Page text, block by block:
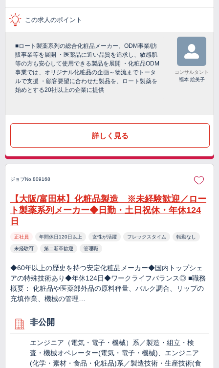
この求人のポイント
■ロート製薬系列の総合化粧品メーカー。ODM事業/訪
販事業等を展開 ・医薬品に近い品質を追求し、敏感肌
等の方も安心して使用できる製品を展開 ・化粧品ODM
事業では、オリジナル化粧品の企画～物流までトータ
ルで支援 ・顧客要望に合わせた製品を、ロート製薬を
始めとする20社以上の企業に提供
コンサルタント
福本 絵美子
詳しく見る
ジョブNo.809168
【大阪/富田林】化粧品製造 ※未経験歓迎／ロー
ト製薬系列メーカー◆日勤・土日祝休・年休124
日
正社員 年間休日120日以上 女性が活躍 フレックスタイム 転勤なし
未経験可 第二新卒歓迎 管理職
◆60年以上の歴史を持つ安定化粧品メーカー◆国内トップシェ
アの特殊技術あり◆年休124日◆ワークライフバランス◎ ■職務
概要： 化粧品や医薬部外品の原料秤量、バルク調合、リップの
充填作業、機械の管理…
非公開
エンジニア（電気・電子・機械）系／製造・組立・検
査・機械オペレーター(電気・電子・機械)、エンジニア
(化学・素材・食品・化粧品)系／製造技術・生産技術(食